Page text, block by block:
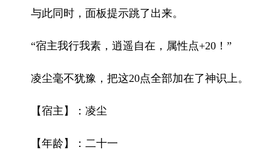
与此同时，面板提示跳了出来。
“宿主我行我素，逍遥自在，属性点+20！”
凌尘毫不犹豫，把这20点全部加在了神识上。
【宿主】：凌尘
【年龄】：二十一